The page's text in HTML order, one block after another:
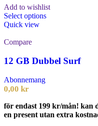
Add to wishlist
Select options
Quick view
Compare
12 GB Dubbel Surf
Abonnemang
0,00 kr
för endast 199 kr/mån! kan
en present utan extra